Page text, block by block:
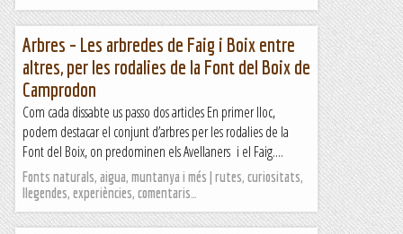
Arbres – Les arbredes de Faig i Boix entre
altres, per les rodalies de la Font del Boix de
Camprodon
Com cada dissabte us passo dos articles En primer lloc,
podem destacar el conjunt d’arbres per les rodalies de la
Font del Boix, on predominen els Avellaners i el Faig....
Fonts naturals, aigua, muntanya i més | rutes, curiositats,
llegendes, experiències, comentaris…